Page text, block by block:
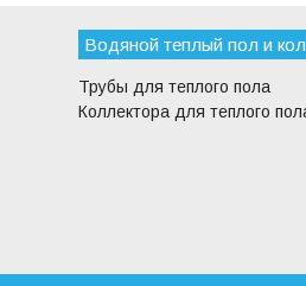
Водяной теплый пол и
Трубы для теплого пола
Коллектора для теплого